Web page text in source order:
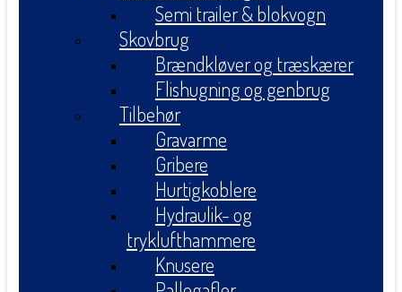
Semi trailer & blokvogn
Skovbrug
Brændkløver og træskærer
Flishugning og genbrug
Tilbehør
Gravarme
Gribere
Hurtigkoblere
Hydraulik- og
tryklufthammere
Knusere